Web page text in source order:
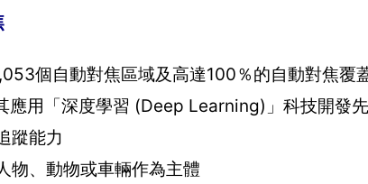
個自動對焦區域及高達100％的自動對焦覆
應用「深度學習 (Deep Learning)」科技開發
蹤能力
物、動物或車輛作為主體